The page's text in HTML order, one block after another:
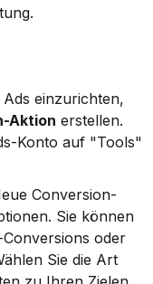
einzurichten,
Aktion erstellen.
Konto auf "Tools"
Conversion-
Sie können
oder
Sie die Art